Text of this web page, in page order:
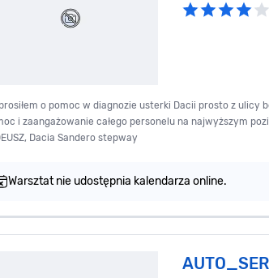
o pomoc w diagnozie usterki Dacii prosto z
i zaangażowanie całego personelu na najwyższym
Dacia Sandero stepway
Warsztat nie udostępnia kalendarza online.